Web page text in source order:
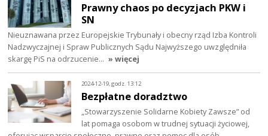
Prawny chaos po decyzjach PKW i
SN
Nieuznawana przez Europejskie Trybunały i obecny rząd Izba Kontroli
Nadzwyczajnej i Spraw Publicznych Sądu Najwyższego uwzględniła
skargę PiS na odrzucenie… » więcej
2024-12-19, godz. 13:12
Bezpłatne doradztwo
„Stowarzyszenie Solidarne Kobiety Zawsze” od
lat pomaga osobom w trudnej sytuacji życiowej,